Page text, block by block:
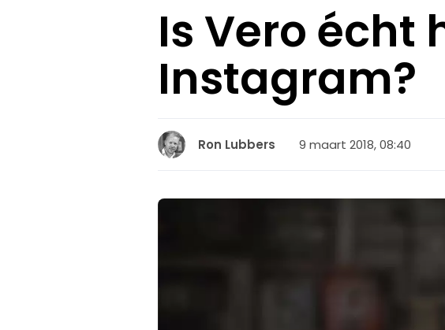
Is Vero écht
Instagram?
Ron Lubbers 9 maart 2018, 08:40